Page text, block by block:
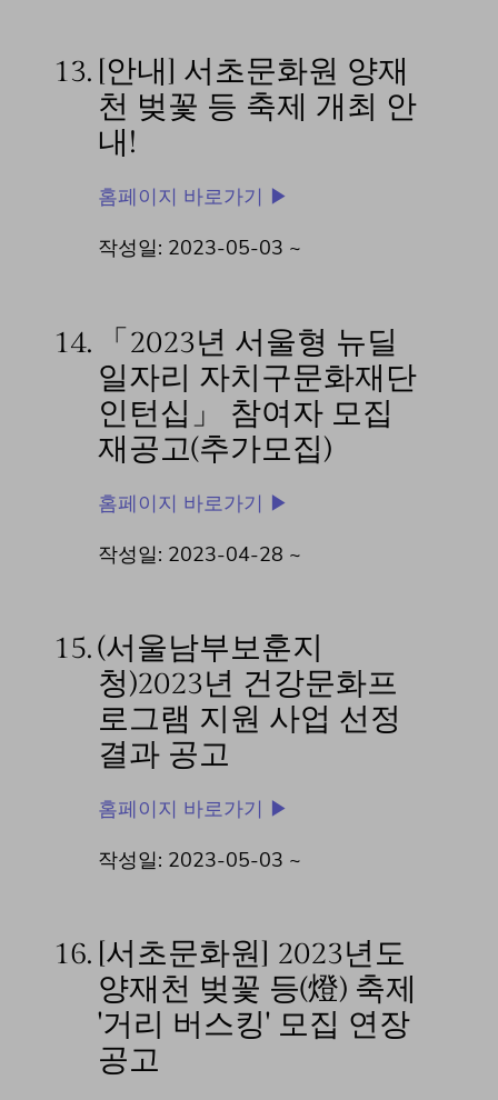
13. [안내] 서초문화원 양재
천 벚꽃 등 축제 개최 안
내!
홈페이지 바로가기 ▶
작성일: 2023-05-03 ~
14.
「2023년 서울형 뉴딜
일자리 자치구문화재단
인턴십」 참여자 모집
재공고(추가모집)
홈페이지 바로가기 ▶
작성일: 2023-04-28 ~
15.(서울남부보훈지
청)2023년 건강문화프
로그램 지원 사업 선정
결과 공고
홈페이지 바로가기 ▶
작성일: 2023-05-03 ~
16. [서초문화원] 2023년도
양재천 벚꽃 등(燈) 축제
'거리 버스킹' 모집 연장
공고